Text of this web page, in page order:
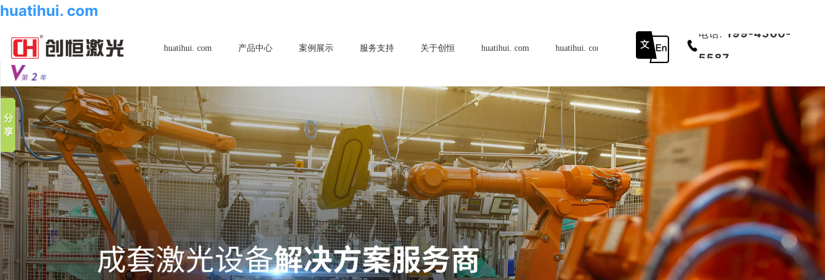
huatihui. com
huatihui. com 产品中心 案例展示 服务支持 关于创恒 huatihui. com huatihui. com-中国有限公司 底部导航
电话: 199-4500-
5587
分享到
微信
百度贴吧
豆瓣
QQ好友